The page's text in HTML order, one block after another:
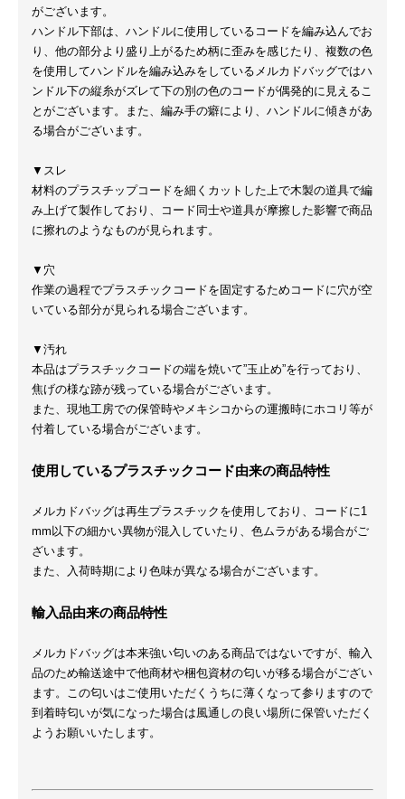
がございます。
ハンドル下部は、ハンドルに使用しているコードを編み込んでお
り、他の部分より盛り上がるため柄に歪みを感じたり、複数の色
を使用してハンドルを編み込みをしているメルカドバッグではハ
ンドル下の縦糸がズレて下の別の色のコードが偶発的に見えるこ
とがございます。また、編み手の癖により、ハンドルに傾きがあ
る場合がございます。
▼スレ
材料のプラスチップコードを細くカットした上で木製の道具で編
み上げて製作しており、コード同士や道具が摩擦した影響で商品
に擦れのようなものが見られます。
▼穴
作業の過程でプラスチックコードを固定するためコードに穴が空
いている部分が見られる場合ございます。
▼汚れ
本品はプラスチックコードの端を焼いて”玉止め”を行っており、
焦げの様な跡が残っている場合がございます。
また、現地工房での保管時やメキシコからの運搬時にホコリ等が
付着している場合がございます。
使用しているプラスチックコード由来の商品特性
メルカドバッグは再生プラスチックを使用しており、コードに1
mm以下の細かい異物が混入していたり、色ムラがある場合がご
ざいます。
また、入荷時期により色味が異なる場合がございます。
輸入品由来の商品特性
メルカドバッグは本来強い匂いのある商品ではないですが、輸入
品のため輸送途中で他商材や梱包資材の匂いが移る場合がござい
ます。この匂いはご使用いただくうちに薄くなって参りますので
到着時匂いが気になった場合は風通しの良い場所に保管いただく
ようお願いいたします。